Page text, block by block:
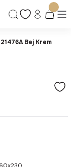
Deneyimi
Bej Krem